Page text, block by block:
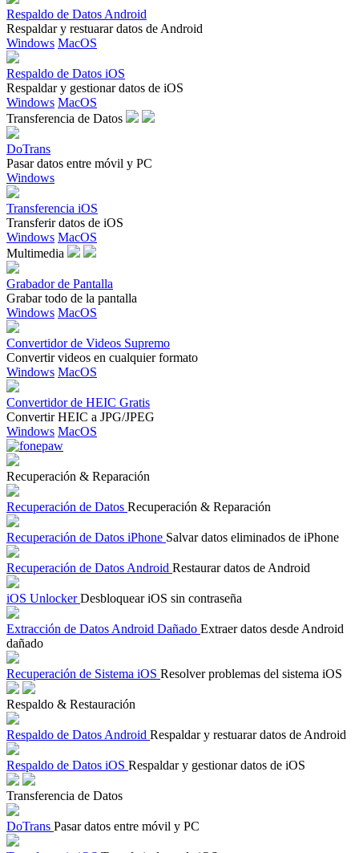
Respaldo de Datos Android
Respaldar y restuarar datos de Android
Windows MacOS
Respaldo de Datos iOS
Respaldar y gestionar datos de iOS
Windows MacOS
Transferencia de Datos
DoTrans
Pasar datos entre móvil y PC
Windows
Transferencia iOS
Transferir datos de iOS
Windows MacOS
Multimedia
Grabador de Pantalla
Grabar todo de la pantalla
Windows MacOS
Convertidor de Videos Supremo
Convertir videos en cualquier formato
Windows MacOS
Convertidor de HEIC Gratis
Convertir HEIC a JPG/JPEG
Windows MacOS
Recuperación & Reparación
Recuperación de Datos Recuperación & Reparación
Recuperación de Datos iPhone Salvar datos eliminados de iPhone
Recuperación de Datos Android Restaurar datos de Android
iOS Unlocker Desbloquear iOS sin contraseña
Extracción de Datos Android Dañado Extraer datos desde Android
dañado
Recuperación de Sistema iOS Resolver problemas del sistema iOS
Respaldo & Restauración
Respaldo de Datos Android Respaldar y restuarar datos de Android
Respaldo de Datos iOS Respaldar y gestionar datos de iOS
Transferencia de Datos
DoTrans Pasar datos entre móvil y PC